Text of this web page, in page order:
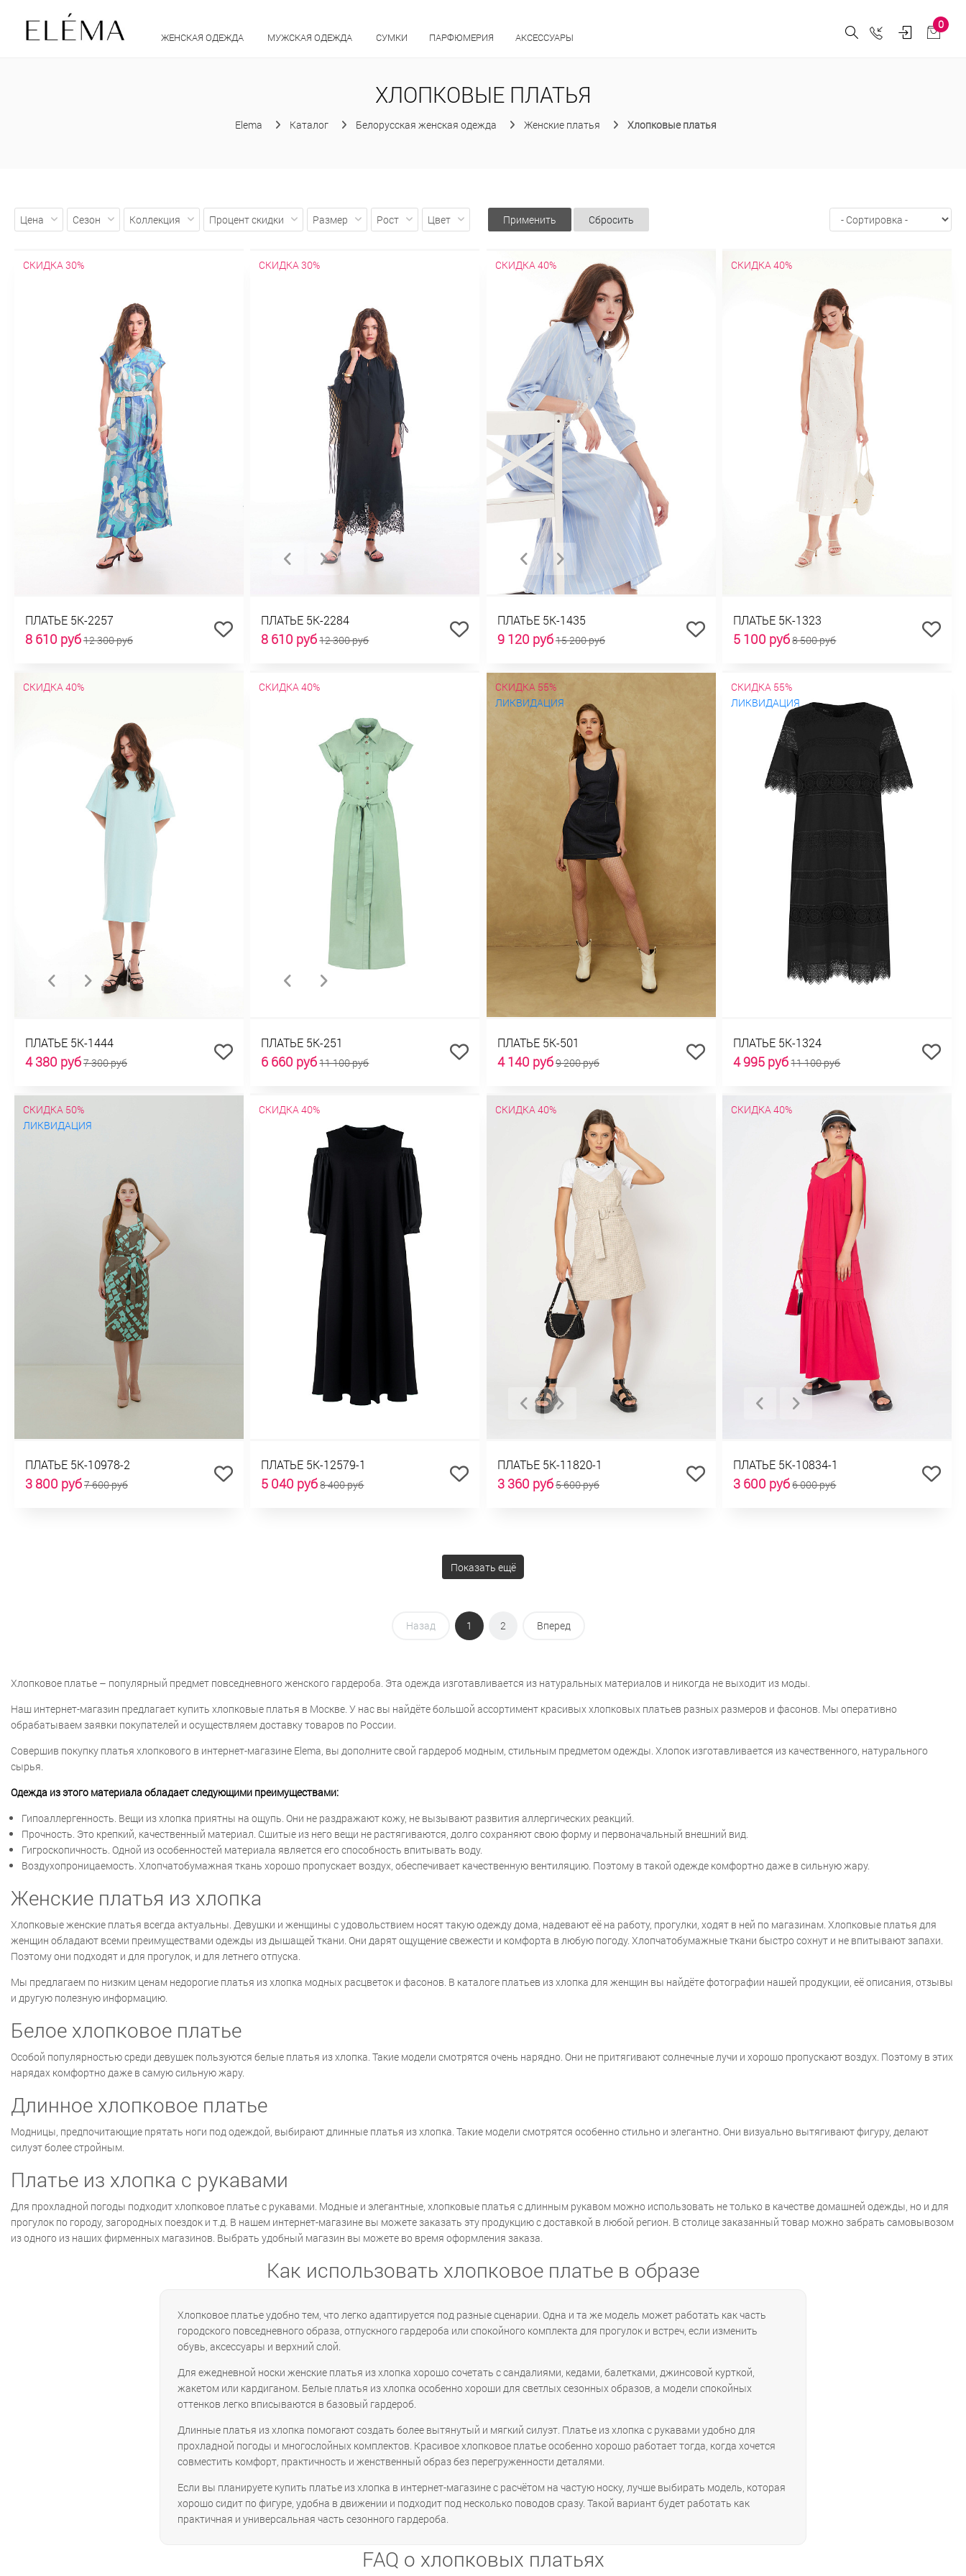
ЖЕНСКАЯ ОДЕЖДА МУЖСКАЯ ОДЕЖДА СУМКИ ПАРФЮМЕРИЯ АКСЕССУАРЫ
0
ХЛОПКОВЫЕ ПЛАТЬЯ
Elema Каталог Белорусская женская одежда Женские платья Хлопковые платья
Цена Сезон Коллекция Процент скидки Размер Рост Цвет Применить Сбросить
СКИДКА 30%
ПЛАТЬЕ 5К-2257
8 610 руб12 300 руб
СКИДКА 30%
ПЛАТЬЕ 5К-2284
8 610 руб12 300 руб
СКИДКА 40%
ПЛАТЬЕ 5К-1435
9 120 руб15 200 руб
СКИДКА 40%
ПЛАТЬЕ 5К-1323
5 100 руб8 500 руб
СКИДКА 40%
ПЛАТЬЕ 5К-1444
4 380 руб7 300 руб
СКИДКА 40%
ПЛАТЬЕ 5К-251
6 660 руб11 100 руб
СКИДКА 55%
ЛИКВИДАЦИЯ
ПЛАТЬЕ 5К-501
4 140 руб9 200 руб
СКИДКА 55%
ЛИКВИДАЦИЯ
ПЛАТЬЕ 5К-1324
4 995 руб11 100 руб
СКИДКА 50%
ЛИКВИДАЦИЯ
ПЛАТЬЕ 5К-10978-2
3 800 руб7 600 руб
СКИДКА 40%
ПЛАТЬЕ 5К-12579-1
5 040 руб8 400 руб
СКИДКА 40%
ПЛАТЬЕ 5К-11820-1
3 360 руб5 600 руб
СКИДКА 40%
ПЛАТЬЕ 5К-10834-1
3 600 руб6 000 руб
Показать ещё
Назад 1 2 Вперед
Хлопковое платье – популярный предмет повседневного женского гардероба. Эта одежда изготавливается из натуральных материалов и никогда не выходит из моды.
Наш интернет-магазин предлагает купить хлопковые платья в Москве. У нас вы найдёте большой ассортимент красивых хлопковых платьев разных размеров и фасонов. Мы оперативно
обрабатываем заявки покупателей и осуществляем доставку товаров по России.
Совершив покупку платья хлопкового в интернет-магазине Elema, вы дополните свой гардероб модным, стильным предметом одежды. Хлопок изготавливается из качественного, натурального
сырья.
Одежда из этого материала обладает следующими преимуществами:
Гипоаллергенность. Вещи из хлопка приятны на ощупь. Они не раздражают кожу, не вызывают развития аллергических реакций.
Прочность. Это крепкий, качественный материал. Сшитые из него вещи не растягиваются, долго сохраняют свою форму и первоначальный внешний вид.
Гигроскопичность. Одной из особенностей материала является его способность впитывать воду.
Воздухопроницаемость. Хлопчатобумажная ткань хорошо пропускает воздух, обеспечивает качественную вентиляцию. Поэтому в такой одежде комфортно даже в сильную жару.
Женские платья из хлопка
Хлопковые женские платья всегда актуальны. Девушки и женщины с удовольствием носят такую одежду дома, надевают её на работу, прогулки, ходят в ней по магазинам. Хлопковые платья для
женщин обладают всеми преимуществами одежды из дышащей ткани. Они дарят ощущение свежести и комфорта в любую погоду. Хлопчатобумажные ткани быстро сохнут и не впитывают запахи.
Поэтому они подходят и для прогулок, и для летнего отпуска.
Мы предлагаем по низким ценам недорогие платья из хлопка модных расцветок и фасонов. В каталоге платьев из хлопка для женщин вы найдёте фотографии нашей продукции, её описания, отзывы
и другую полезную информацию.
Белое хлопковое платье
Особой популярностью среди девушек пользуются белые платья из хлопка. Такие модели смотрятся очень нарядно. Они не притягивают солнечные лучи и хорошо пропускают воздух. Поэтому в этих
нарядах комфортно даже в самую сильную жару.
Длинное хлопковое платье
Модницы, предпочитающие прятать ноги под одеждой, выбирают длинные платья из хлопка. Такие модели смотрятся особенно стильно и элегантно. Они визуально вытягивают фигуру, делают
силуэт более стройным.
Платье из хлопка с рукавами
Для прохладной погоды подходит хлопковое платье с рукавами. Модные и элегантные, хлопковые платья с длинным рукавом можно использовать не только в качестве домашней одежды, но и для
прогулок по городу, загородных поездок и т.д. В нашем интернет-магазине вы можете заказать эту продукцию с доставкой в любой регион. В столице заказанный товар можно забрать самовывозом
из одного из наших фирменных магазинов. Выбрать удобный магазин вы можете во время оформления заказа.
Как использовать хлопковое платье в образе
Хлопковое платье удобно тем, что легко адаптируется под разные сценарии. Одна и та же модель может работать как часть
городского повседневного образа, отпускного гардероба или спокойного комплекта для прогулок и встреч, если изменить
обувь, аксессуары и верхний слой.
Для ежедневной носки женские платья из хлопка хорошо сочетать с сандалиями, кедами, балетками, джинсовой курткой,
жакетом или кардиганом. Белые платья из хлопка особенно хороши для светлых сезонных образов, а модели спокойных
оттенков легко вписываются в базовый гардероб.
Длинные платья из хлопка помогают создать более вытянутый и мягкий силуэт. Платье из хлопка с рукавами удобно для
прохладной погоды и многослойных комплектов. Красивое хлопковое платье особенно хорошо работает тогда, когда хочется
совместить комфорт, практичность и женственный образ без перегруженности деталями.
Если вы планируете купить платье из хлопка в интернет-магазине с расчётом на частую носку, лучше выбирать модель, которая
хорошо сидит по фигуре, удобна в движении и подходит под несколько поводов сразу. Такой вариант будет работать как
практичная и универсальная часть сезонного гардероба.
FAQ о хлопковых платьях